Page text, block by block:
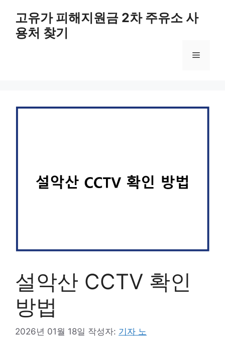
고유가 피해지원금 2차 주유소 사
용처 찾기
메
설악산 CCTV 확인
방법
2026년 01월 18일 작성자: 기자 노